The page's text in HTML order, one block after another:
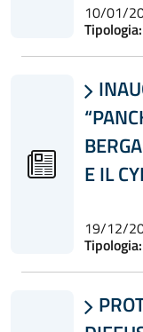
10/01/
Tipologia:

E IL
19/12/
Tipologia:
